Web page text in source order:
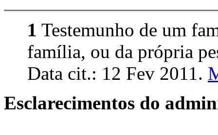
1 Testemunho de um
família, ou da própria
Data cit.: 12 Fev 2011.
Esclarecimentos do